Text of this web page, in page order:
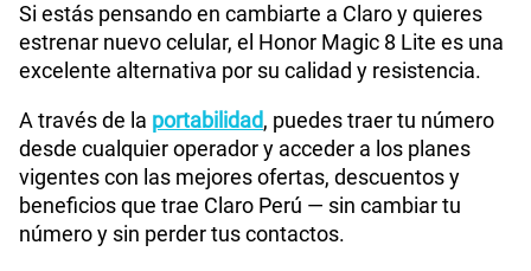
Si estás pensando en cambiarte a Claro y quieres
estrenar nuevo celular, el Honor Magic 8 Lite es una
excelente alternativa por su calidad y resistencia.
A través de la portabilidad, puedes traer tu número
desde cualquier operador y acceder a los planes
vigentes con las mejores ofertas, descuentos y
beneficios que trae Claro Perú — sin cambiar tu
número y sin perder tus contactos.